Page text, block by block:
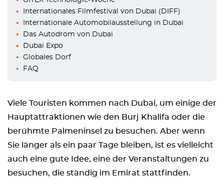
Internationales Filmfestival von Dubai (DIFF)
Internationale Automobilausstellung in Dubai
Das Autodrom von Dubai
Dubai Expo
Globales Dorf
FAQ
Viele Touristen kommen nach Dubai, um einige der
Hauptattraktionen wie den Burj Khalifa oder die
berühmte Palmeninsel zu besuchen. Aber wenn
Sie länger als ein paar Tage bleiben, ist es vielleicht
auch eine gute Idee, eine der Veranstaltungen zu
besuchen, die ständig im Emirat stattfinden.